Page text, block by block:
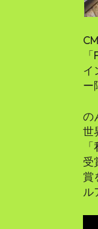
イ
ー
の
世
受
賞
ル